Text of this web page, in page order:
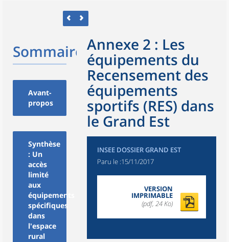
Sommaire
Avant-
propos
Synthèse
: Un
accès
limité
aux
équipements
spécifiques
dans
l'espace
rural
Annexe 2 : Les
équipements du
Recensement des
équipements
sportifs (RES) dans
le Grand Est
INSEE DOSSIER GRAND EST
Paru le :15/11/2017
VERSION
IMPRIMABLE
(pdf, 24 Ko)